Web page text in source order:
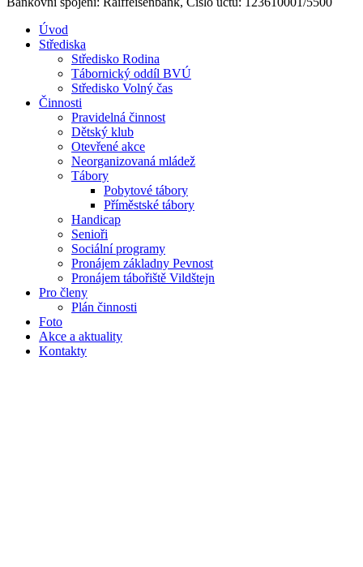
Úvod
Střediska
Středisko Rodina
Tábornický oddíl BVÚ
Středisko Volný čas
Činnosti
Pravidelná činnost
Dětský klub
Otevřené akce
Neorganizovaná mládež
Tábory
Pobytové tábory
Příměstské tábory
Handicap
Senioři
Sociální programy
Pronájem základny Pevnost
Pronájem tábořiště Vildštejn
Pro členy
Plán činnosti
Foto
Akce a aktuality
Kontakty